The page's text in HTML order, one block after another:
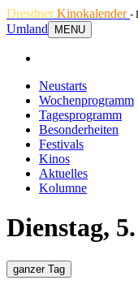
DresdnerKinokalender -
Umland
MENU
Neustarts
Wochenprogramm
Tagesprogramm
Besonderheiten
Festivals
Kinos
Aktuelles
Kolumne
Dienstag,
ganzer Tag